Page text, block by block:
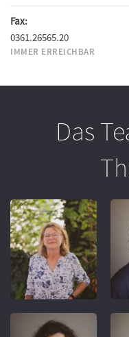
Fax:
0361.26565.20
IMMER ERREICHBAR
Das